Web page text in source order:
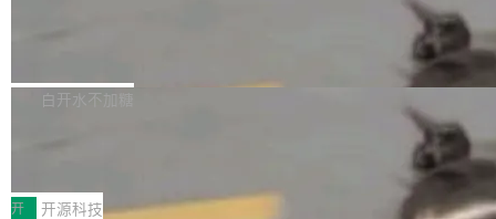
个主 agent 循环，外加一组后台 agent。这些后
库，并将作为transport接入Mooncake TENT。
MPComm将作为一种传输引擎接入Mooncake T
白开水不加糖
型案例入选名单》，深信服“面向企业研发场景的
开 开源科技